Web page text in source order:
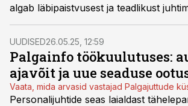
algab läbipaistvusest ja teadlikust
UUDISED26.05.25, 12:59
Palgainfo töökuulutuses:
ajavõit ja uue seaduse
Vaata, mida arvasid vastajad Palgajuttude
Personalijuhtide seas laialdast